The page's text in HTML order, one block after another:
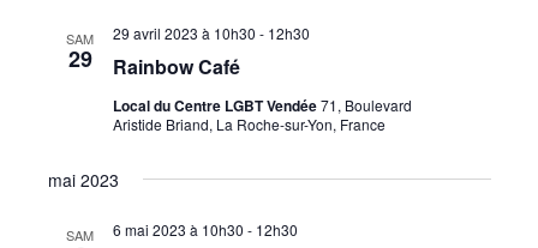
SAM
29 Rainbow Café
29 avril 2023 à 10h30 - 12h30
Local du Centre LGBT Vendée71, Boulevard
Aristide Briand, La Roche-sur-Yon, France
mai 2023
SAM 6 mai 2023 à 10h30 - 12h30